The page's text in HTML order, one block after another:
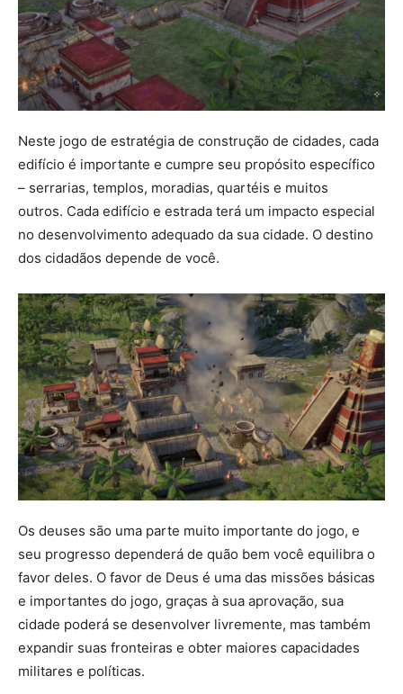
Neste jogo de estratégia de construção de cidades, cada
edifício é importante e cumpre seu propósito específico
– serrarias, templos, moradias, quartéis e muitos
outros. Cada edifício e estrada terá um impacto especial
no desenvolvimento adequado da sua cidade. O destino
dos cidadãos depende de você.
Os deuses são uma parte muito importante do jogo, e
seu progresso dependerá de quão bem você equilibra o
favor deles. O favor de Deus é uma das missões básicas
e importantes do jogo, graças à sua aprovação, sua
cidade poderá se desenvolver livremente, mas também
expandir suas fronteiras e obter maiores capacidades
militares e políticas.